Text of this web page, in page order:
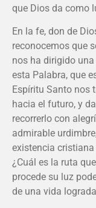
que Dios da como
En la fe, don de
reconocemos que
nos ha dirigido
esta Palabra, que
Espíritu Santo nos
hacia el futuro, y
recorrerlo con
admirable
existencia
¿Cuál es la ruta
procede su luz
de una vida